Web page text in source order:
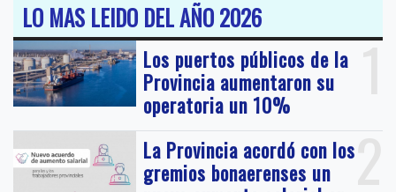
LO MAS LEIDO DEL AÑO 2026
1
Los puertos públicos de la
Provincia aumentaron su
operatoria un 10%
2
La Provincia acordó con los
gremios bonaerenses un